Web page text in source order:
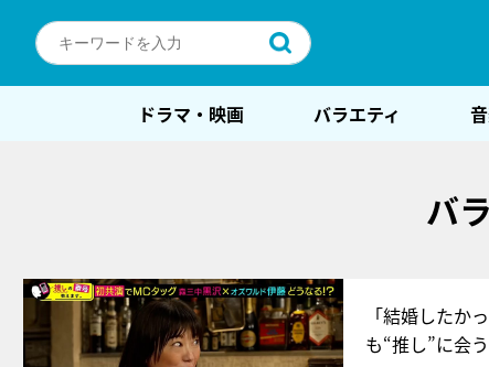
ドラマ・映画 バラエティ
バ
「結婚したか
も“推し”に会